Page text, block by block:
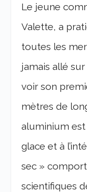
Le jeune
Valette, a
toutes les
jamais allé
voir son
mètres de
aluminium
glace et à
sec »
scientifiques